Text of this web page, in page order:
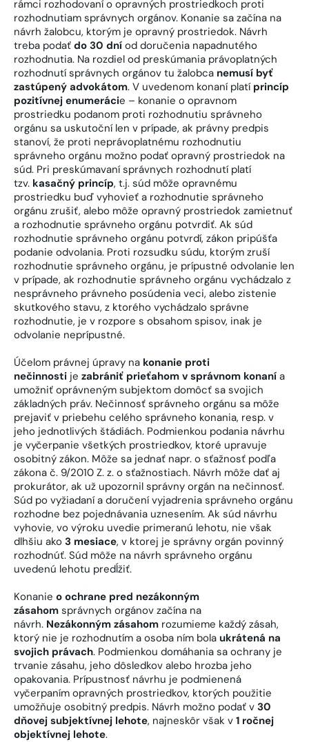
rámci rozhodovaní o opravných prostriedkoch proti
rozhodnutiam správnych orgánov. Konanie sa začína na
návrh žalobcu, ktorým je opravný prostriedok. Návrh
treba podať do 30 dní od doručenia napadnutého
rozhodnutia. Na rozdiel od preskúmania právoplatných
rozhodnutí správnych orgánov tu žalobca nemusí byť
zastúpený advokátom. V uvedenom konaní platí princíp
pozitívnej enumerácie – konanie o opravnom
prostriedku podanom proti rozhodnutiu správneho
orgánu sa uskutoční len v prípade, ak právny predpis
stanoví, že proti neprávoplatnému rozhodnutiu
správneho orgánu možno podať opravný prostriedok na
súd. Pri preskúmavaní správnych rozhodnutí platí
tzv. kasačný princíp, t.j. súd môže opravnému
prostriedku buď vyhovieť a rozhodnutie správneho
orgánu zrušiť, alebo môže opravný prostriedok zamietnuť
a rozhodnutie správneho orgánu potvrdiť. Ak súd
rozhodnutie správneho orgánu potvrdí, zákon pripúšťa
podanie odvolania. Proti rozsudku súdu, ktorým zruší
rozhodnutie správneho orgánu, je prípustné odvolanie len
v prípade, ak rozhodnutie správneho orgánu vychádzalo z
nesprávneho právneho posúdenia veci, alebo zistenie
skutkového stavu, z ktorého vychádzalo správne
rozhodnutie, je v rozpore s obsahom spisov, inak je
odvolanie neprípustné.
Účelom právnej úpravy na konanie proti
nečinnosti je zabrániť prieťahom v správnom konaní a
umožniť oprávneným subjektom domôcť sa svojich
základných práv. Nečinnosť správneho orgánu sa môže
prejaviť v priebehu celého správneho konania, resp. v
jeho jednotlivých štádiách. Podmienkou podania návrhu
je vyčerpanie všetkých prostriedkov, ktoré upravuje
osobitný zákon. Môže sa jednať napr. o sťažnosť podľa
zákona č. 9/2010 Z. z. o sťažnostiach. Návrh môže dať aj
prokurátor, ak už upozornil správny orgán na nečinnosť.
Súd po vyžiadaní a doručení vyjadrenia správneho orgánu
rozhodne bez pojednávania uznesením. Ak súd návrhu
vyhovie, vo výroku uvedie primeranú lehotu, nie však
dlhšiu ako 3 mesiace, v ktorej je správny orgán povinný
rozhodnúť. Súd môže na návrh správneho orgánu
uvedenú lehotu predĺžiť.
Konanie o ochrane pred nezákonným
zásahom správnych orgánov začína na
návrh. Nezákonným zásahom rozumieme každý zásah,
ktorý nie je rozhodnutím a osoba ním bola ukrátená na
svojich právach. Podmienkou domáhania sa ochrany je
trvanie zásahu, jeho dôsledkov alebo hrozba jeho
opakovania. Prípustnosť návrhu je podmienená
vyčerpaním opravných prostriedkov, ktorých použitie
umožňuje osobitný predpis. Návrh možno podať v 30
dňovej subjektívnej lehote, najneskôr však v 1 ročnej
objektívnej lehote.